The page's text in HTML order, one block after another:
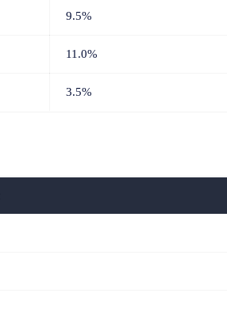
9.5%
11.0%
3.5%